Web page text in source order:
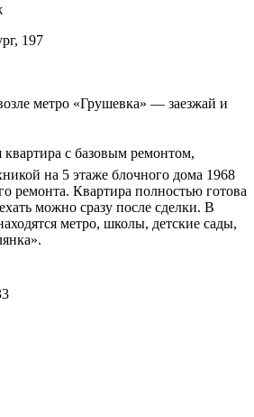
197
метро «Грушевка» — заезжай и
с базовым ремонтом,
на 5 этаже блочного дома 1968
ремонта. Квартира полностью готова
можно сразу после сделки. В
метро, школы, детские сады,